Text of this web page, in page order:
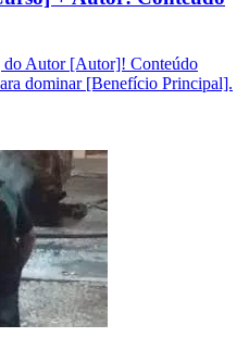
do Autor [Autor]! Conteúdo
dominar [Benefício Principal].